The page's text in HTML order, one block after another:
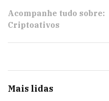
Acompanhe tudo sobre:
Criptoativos
Mais lidas